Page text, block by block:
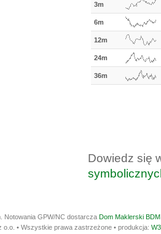
3m
6m
12m
24m
36m
Dowiedz się
Notowania GPW/NC dostarcza Dom Maklerski
• Wszystkie prawa zastrzeżone • produkcja: